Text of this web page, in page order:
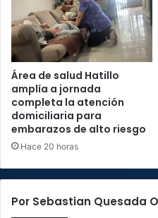
Área de salud Hatillo
amplía a jornada
completa la atención
domiciliaria para
embarazos de alto riesgo
Hace 20 horas
Por Sebastian Quesada